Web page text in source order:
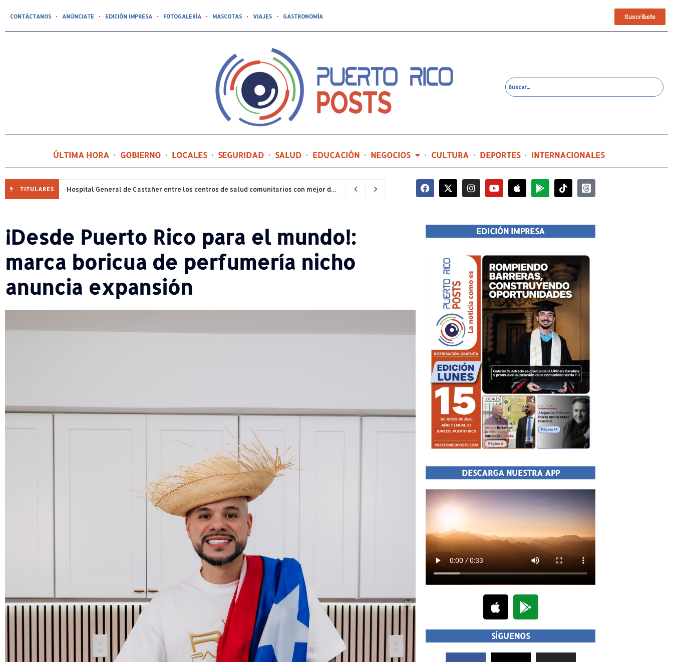
CONTÁCTANOS ANÚNCIATE EDICIÓN IMPRESA FOTOGALERÍA MASCOTAS VIAJES GASTRONOMÍA Suscríbete
ÚLTIMA HORA GOBIERNO LOCALES SEGURIDAD SALUD EDUCACIÓN NEGOCIOS CULTURA DEPORTES INTERNACIONALES
TITULARES Hospital General de Castañer entre los centros de salud comunitarios con mejor desempeño clínico de Estados Unidos 5 horas ago
¡Desde Puerto Rico para el mundo!:
marca boricua de perfumería nicho
anuncia expansión
EDICIÓN IMPRESA
DESCARGA NUESTRA APP
SÍGUENOS